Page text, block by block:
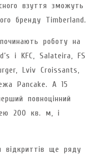
взуття зможуть
бренду Timberland.
роботу на
і KFC, Salateira, FS
Lviv Croissants,
Pancake. А 15
повноцінний
200 кв. м, і
ще ряду